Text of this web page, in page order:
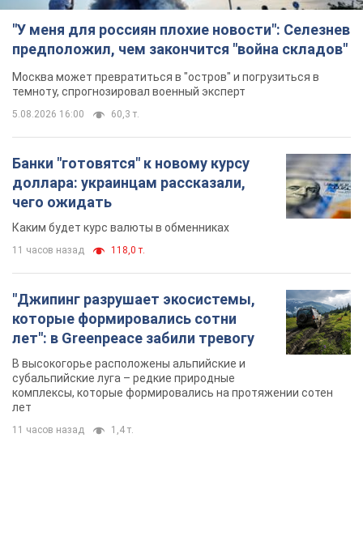
"У меня для россиян плохие новости": Селезнев
предположил, чем закончится "война складов"
Москва может превратиться в "остров" и погрузиться в
темноту, спрогнозировал военный эксперт
5.08.2026 16:00 60,3 т.
Банки "готовятся" к новому курсу
доллара: украинцам рассказали,
чего ожидать
Каким будет курс валюты в обменниках
11 часов назад 118,0 т.
"Джипинг разрушает экосистемы,
которые формировались сотни
лет": в Greenpeace забили тревогу
В высокогорье расположены альпийские и
субальпийские луга – редкие природные
комплексы, которые формировались на протяжении сотен
лет
11 часов назад 1,4 т.